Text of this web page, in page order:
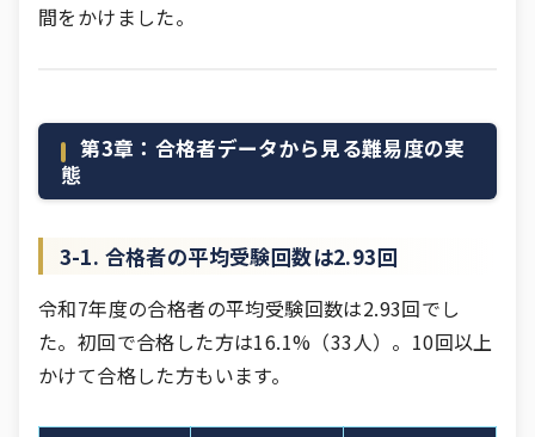
間をかけました。
第3章：合格者データから見る難易度の実
態
3-1. 合格者の平均受験回数は2.93回
令和7年度の合格者の平均受験回数は2.93回でし
た。初回で合格した方は16.1%（33人）。10回以上
かけて合格した方もいます。